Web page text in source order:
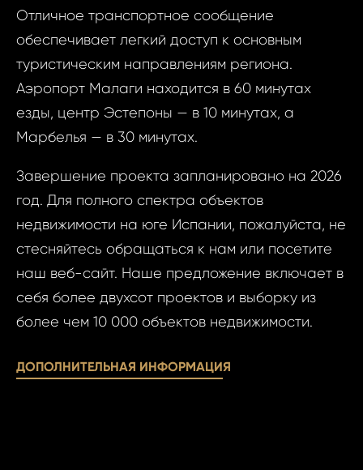
Отличное транспортное сообщение
обеспечивает легкий доступ к основным
туристическим направлениям региона.
Аэропорт Малаги находится в 60 минутах
езды, центр Эстепоны — в 10 минутах, а
Марбелья — в 30 минутах.
Завершение проекта запланировано на 2026
год. Для полного спектра объектов
недвижимости на юге Испании, пожалуйста, не
стесняйтесь обращаться к нам или посетите
наш веб-сайт. Наше предложение включает в
себя более двухсот проектов и выборку из
более чем 10 000 объектов недвижимости.
ДОПОЛНИТЕЛЬНАЯ ИНФОРМАЦИЯ